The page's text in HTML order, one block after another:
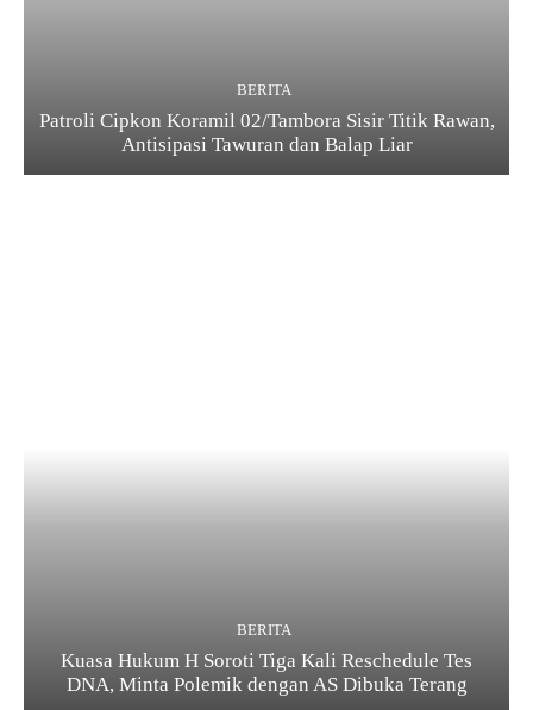
BERITA
Patroli Cipkon Koramil 02/Tambora Sisir Titik Rawan,
Antisipasi Tawuran dan Balap Liar
BERITA
Kuasa Hukum H Soroti Tiga Kali Reschedule Tes
DNA, Minta Polemik dengan AS Dibuka Terang